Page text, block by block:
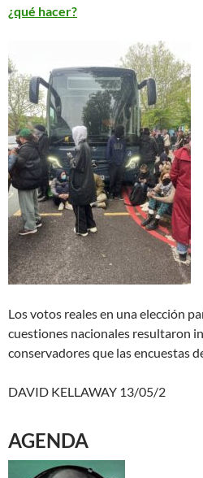
¿qué hacer?
Los votos reales en una elección
cuestiones nacionales resultaron
conservadores que las encuestas
DAVID KELLAWAY 13/05/2
AGENDA